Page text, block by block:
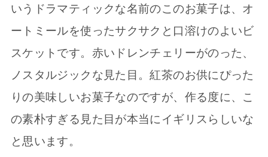
いうドラマティックな名前のこのお菓子は、オ
ートミールを使ったサクサクと口溶けのよいビ
スケットです。赤いドレンチェリーがのった、
ノスタルジックな見た目。紅茶のお供にぴった
りの美味しいお菓子なのですが、作る度に、こ
の素朴すぎる見た目が本当にイギリスらしいな
と思います。